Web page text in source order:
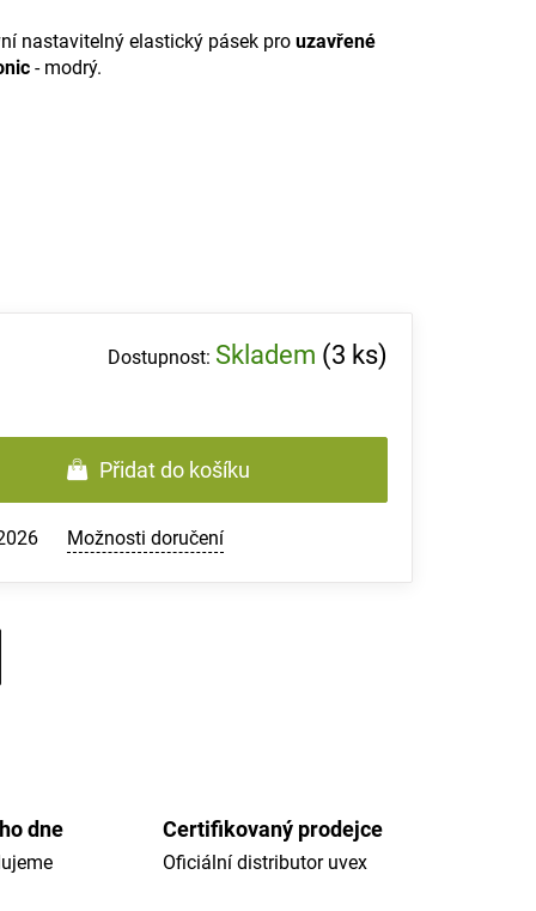
nastavitelný elastický pásek pro uzavřené
- modrý.
Skladem (3 ks)
Přidat do košíku
Možnosti doručení
dne Certifikovaný prodejce
Oficiální distributor uvex